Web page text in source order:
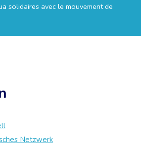
solidaires avec le mouvement de
Netzwerk